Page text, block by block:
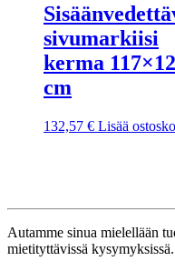
sivumarkiisi
kerma
cm
132,57 € Lisää
Autamme sinua mielellään
mietityttävissä kysymyksissä.